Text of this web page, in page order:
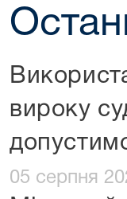
вироку
05 серпня